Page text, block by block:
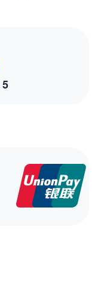
5